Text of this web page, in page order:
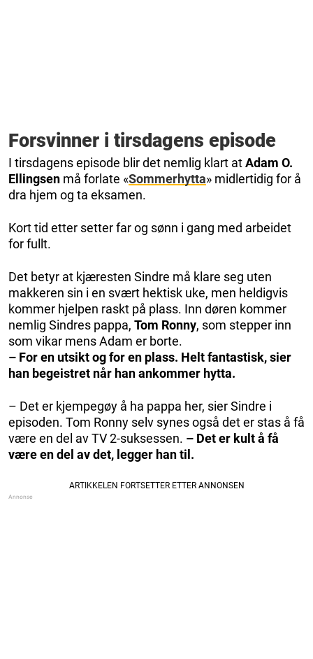
Forsvinner i tirsdagens episode
I tirsdagens episode blir det nemlig klart atAdam O.
Ellingsen må forlate «Sommerhytta» midlertidig for å
dra hjem og ta eksamen.
Kort tid etter setter far og sønn i gang med arbeidet
for fullt.
Det betyr at kjæresten Sindre må klare seg uten
makkeren sin i en svært hektisk uke, men heldigvis
kommer hjelpen raskt på plass. Inn døren kommer
nemlig Sindres pappa, Tom Ronny, som stepper inn
som vikar mens Adam er borte.
– For en utsikt og for en plass. Helt fantastisk, sier
han begeistret når han ankommer hytta.
– Det er kjempegøy å ha pappa her, sier Sindre i
episoden. Tom Ronny selv synes også det er stas å få
være en del av TV 2-suksessen. – Det er kult å få
være en del av det, legger han til.